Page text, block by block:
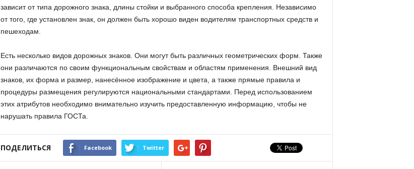
зависит от типа дорожного знака, длины стойки и выбранного способа крепления. Независимо
от того, где установлен знак, он должен быть хорошо виден водителям транспортных средств и
пешеходам.
Есть несколько видов дорожных знаков. Они могут быть различных геометрических форм. Также
они различаются по своим функциональным свойствам и областям применения. Внешний вид
знаков, их форма и размер, нанесённое изображение и цвета, а также прямые правила и
процедуры размещения регулируются национальными стандартами. Перед использованием
этих атрибутов необходимо внимательно изучить предоставленную информацию, чтобы не
нарушать правила ГОСТа.
ПОДЕЛИТЬСЯ Facebook Twitter